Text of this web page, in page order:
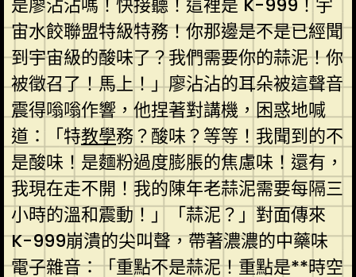
是廖沾沾嗎！快接聽！這裡是 K-999！宇
宙水餃聯盟特級特務！你那邊是不是已經聞
到宇宙級的酸味了？我們需要你的蒜泥！你
被徵召了！馬上！」廖沾沾的耳朵被這聲音
震得嗡嗡作響，他捏著對講機，困惑地喊
道：「特教學務？酸味？等等！我聞到的不
是酸味！是麵粉過度膨脹的焦慮味！還有，
我現在走不開！我的陳年老蒜泥需要每隔三
小時的溫和震動！」「蒜泥？」對面傳來
K-999崩潰的尖叫聲，帶著濃濃的中藥味
電子雜音：「重點不是蒜泥！重點是**時空